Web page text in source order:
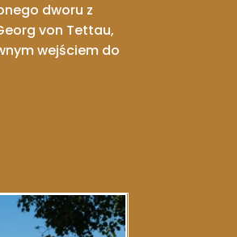
dworu z
von Tettau,
wejściem do